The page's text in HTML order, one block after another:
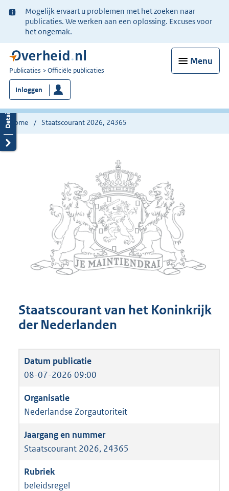
Ter
informatie:
Mogelijk ervaart u problemen met het zoeken naar
publicaties. We werken aan een oplossing. Excuses voor
het ongemak.
Menu
U
bent
nu
hier:
Publicaties Officiële publicaties
Inloggen
Home Staatscourant 2026, 24365
Staatscourant van het Koninkrijk
der Nederlanden
08-07-2026 09:00
Nederlandse Zorgautoriteit
Staatscourant 2026, 24365
beleidsregel